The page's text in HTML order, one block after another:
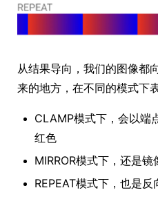
从结果导向，我们的图像都
来的地方，在不同的模式下
CLAMP模式下，会以端
红色
MIRROR模式下，还是
REPEAT模式下，也是反